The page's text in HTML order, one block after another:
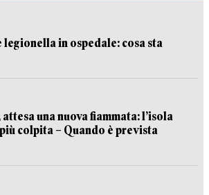
legionella in ospedale: cosa sta
una nuova fiammata: l’isola
colpita – Quando è prevista